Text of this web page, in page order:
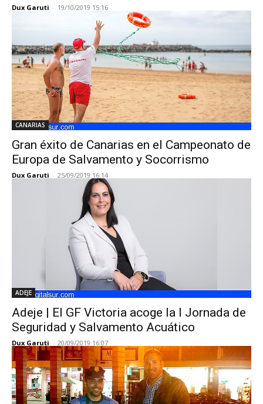
Dux Garuti - 19/10/2019 15:16
CANARIAS
Gran éxito de Canarias en el Campeonato de
Europa de Salvamento y Socorrismo
Dux Garuti - 25/09/2019 16:14
ADEJE
Adeje | El GF Victoria acoge la I Jornada de
Seguridad y Salvamento Acuático
Dux Garuti - 20/09/2019 16:07